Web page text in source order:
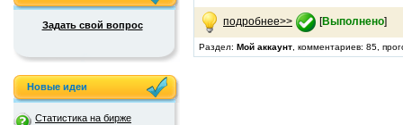
Задать свой вопрос
Новые идеи
Статистика на бирже
подробнее>> [Выполнено]
Раздел: Мой аккаунт , комментариев: 85,